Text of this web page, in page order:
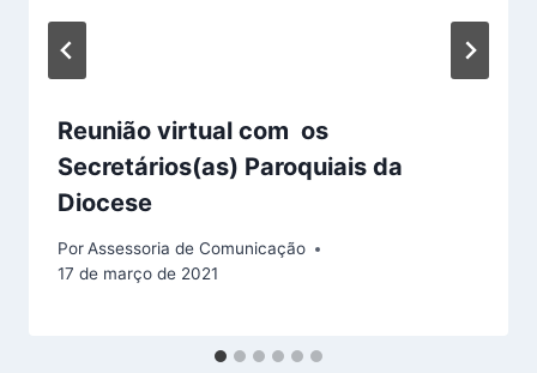
Reunião virtual com os
Secretários(as) Paroquiais da
Diocese
PorAssessoria de Comunicação
17 de março de 2021